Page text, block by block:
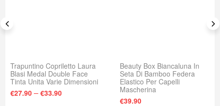
€60.00.
Trapuntino Copriletto Laura
Blasi Medal Double Face
Tinta Unita Varie Dimensioni
€27.90 – €33.90
Beauty Box Biancaluna In
Seta Di Bamboo Federa
Elastico Per Capelli
Mascherina
€39.90